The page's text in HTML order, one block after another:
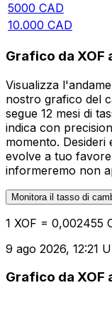
5000 CAD
10.000 CAD
Grafico da XOF
Visualizza
nostro grafico del
segue 12 mesi di
indica con
momento.
evolve a tuo
informeremo non
Monitora il tasso di
1 XOF = 0,002455
9 ago 2026, 12:21
Grafico da XOF